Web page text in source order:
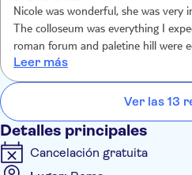
mitos y leyendas sobre este
Empezarás la visita en la zona
oportunidad de ver y hacer fotos
como el Arco de Constantino,
10 años de reinado del
parte más antigua de la ciudad. Y,
Nicole was wonderful, she was very
The colloseum was everything I
roman forum and paletine hill were
with some gorgeous views of Rome.
Leer más
Ver las 13
Detalles principales
Cancelación gratuita